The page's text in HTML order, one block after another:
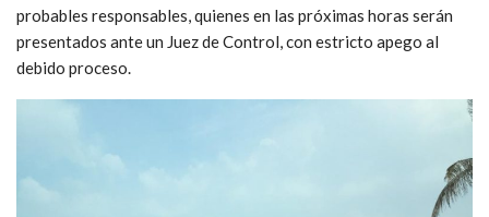
probables responsables, quienes en las próximas horas serán
presentados ante un Juez de Control, con estricto apego al
debido proceso.